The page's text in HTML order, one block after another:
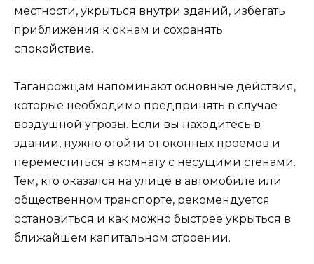
местности, укрыться внутри зданий, избегать
приближения к окнам и сохранять
спокойствие.
Таганрожцам напоминают основные действия,
которые необходимо предпринять в случае
воздушной угрозы. Если вы находитесь в
здании, нужно отойти от оконных проемов и
переместиться в комнату с несущими стенами.
Тем, кто оказался на улице в автомобиле или
общественном транспорте, рекомендуется
остановиться и как можно быстрее укрыться в
ближайшем капитальном строении.